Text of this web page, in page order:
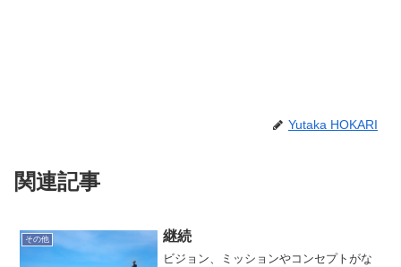
Yutaka HOKARI
関連記事
その他 継続
ビジョン、ミッションやコンセプトがな